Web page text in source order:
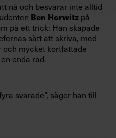
nå och besvarar inte alltid
Ben Horwitz på
på ett trick: Han skapade
sätt att skriva, med
mycket kortfattade
enda rad.
svarade”, säger han till
till en affärsidé: appen